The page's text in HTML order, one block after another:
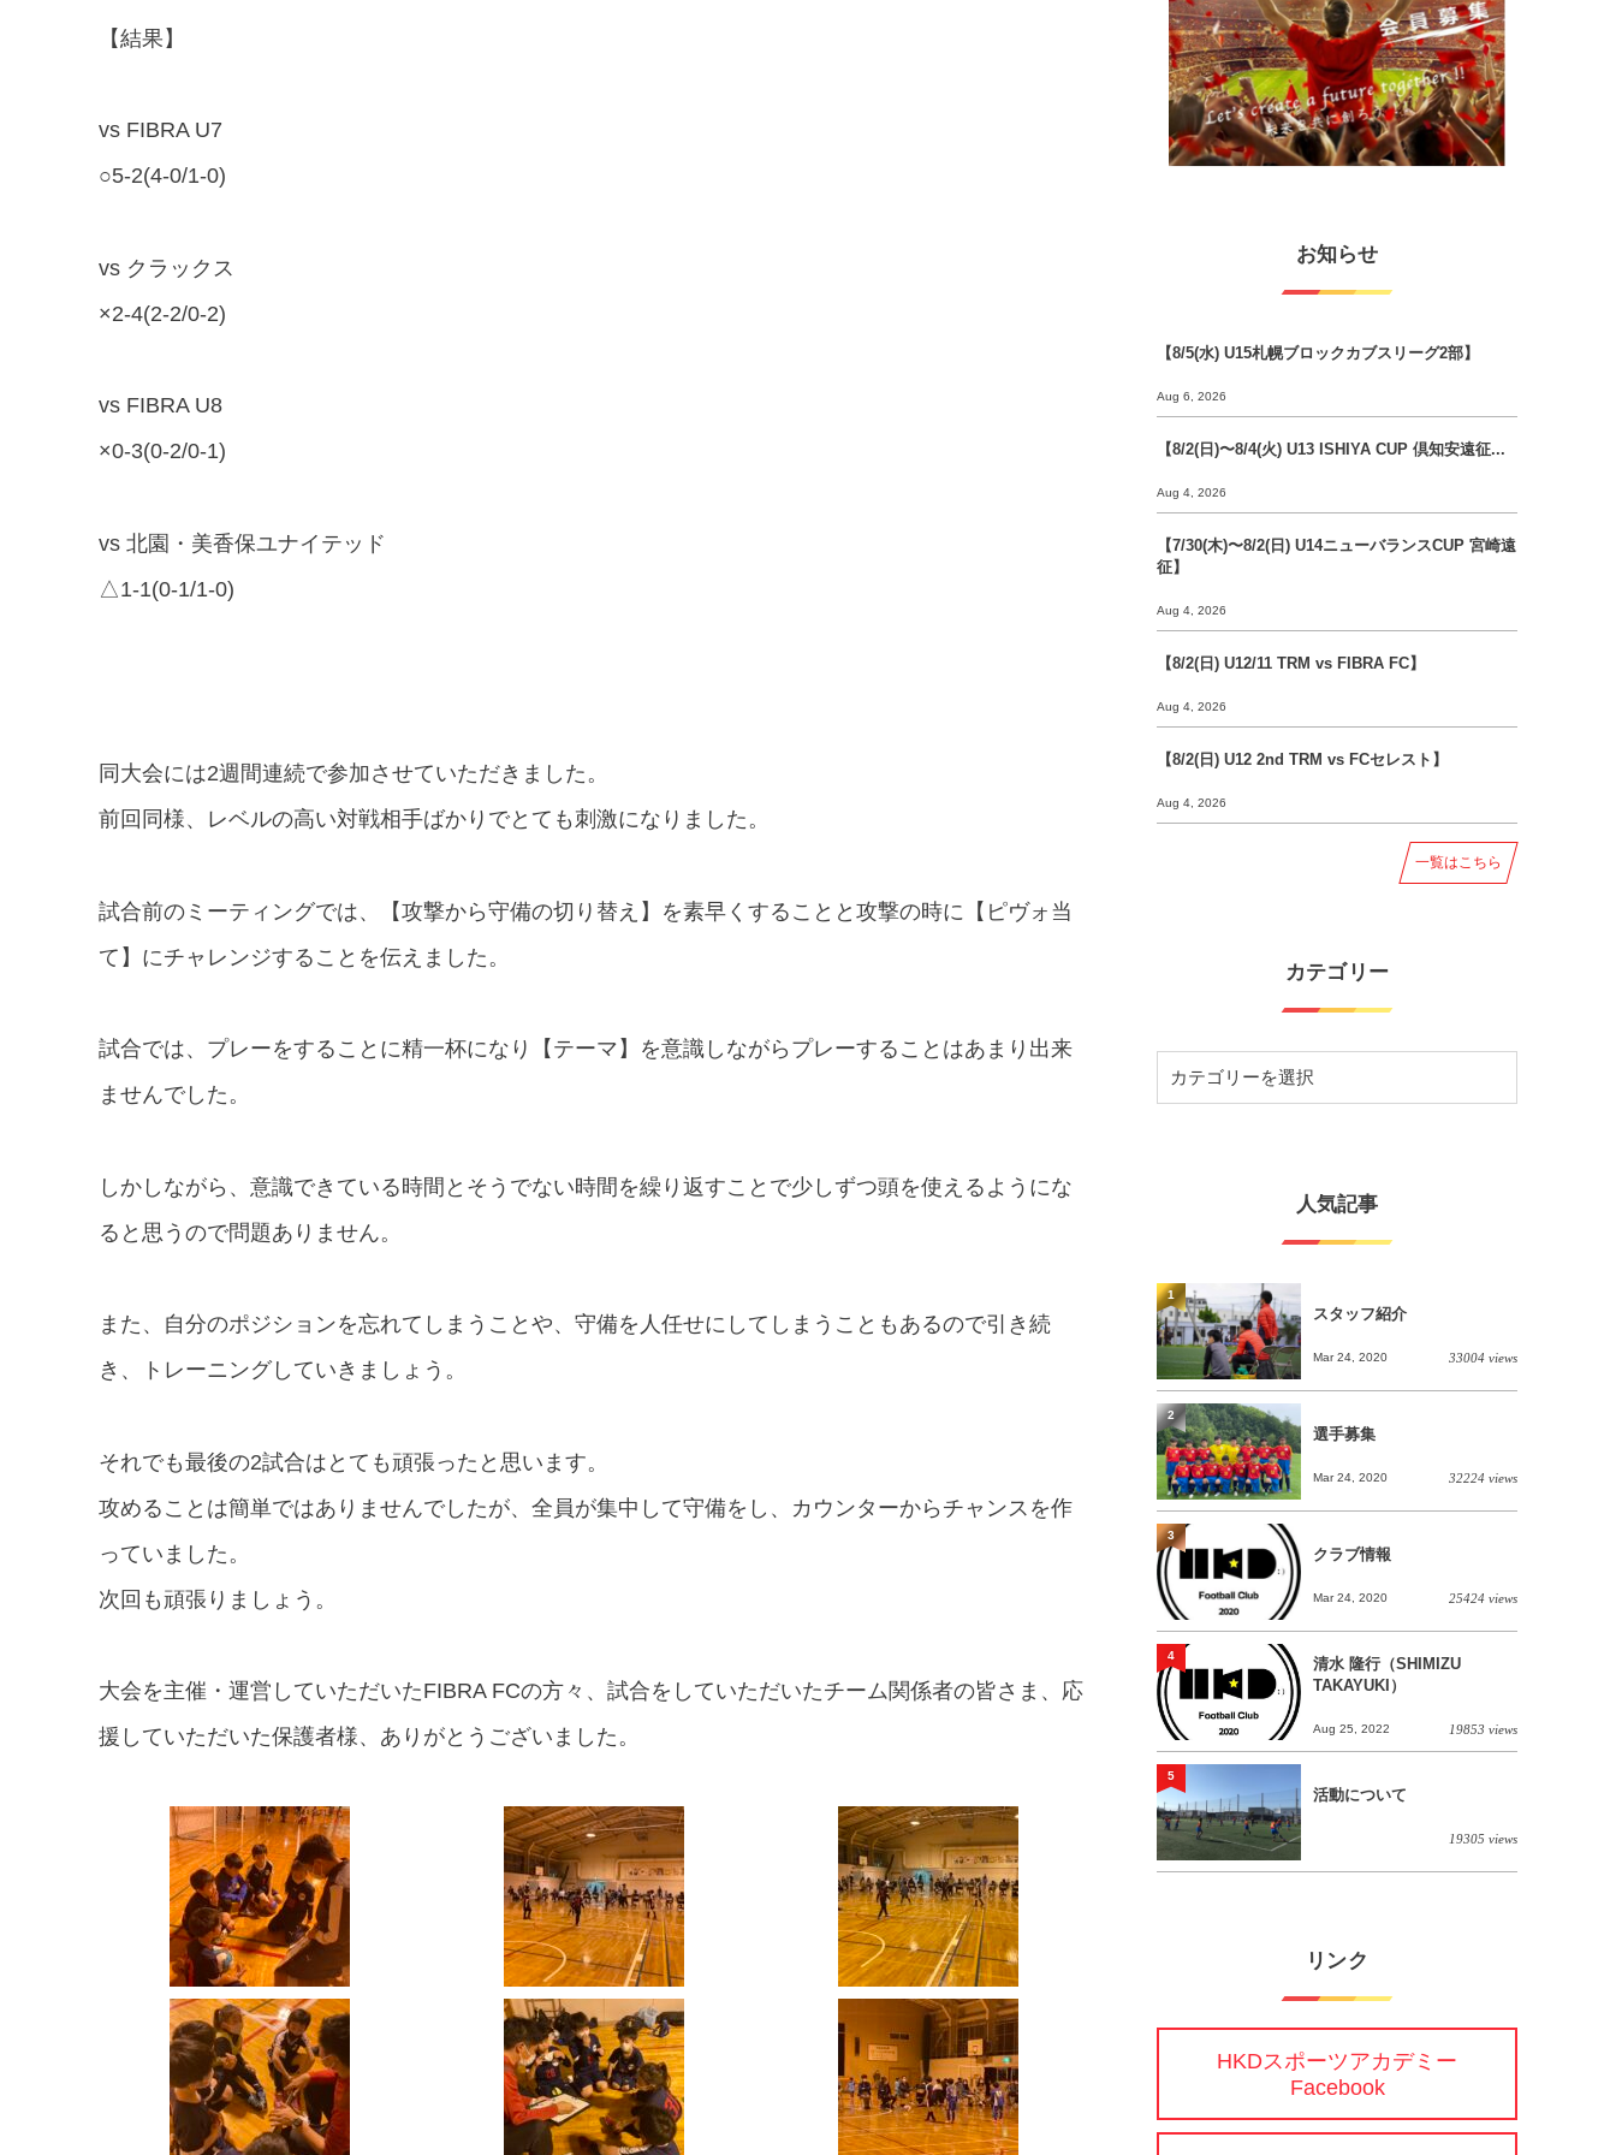
【結果】
vs FIBRA U7
○5-2(4-0/1-0)
vs クラックス
×2-4(2-2/0-2)
vs FIBRA U8
×0-3(0-2/0-1)
vs 北園・美香保ユナイテッド
△1-1(0-1/1-0)
同大会には2週間連続で参加させていただきました。
前回同様、レベルの高い対戦相手ばかりでとても刺激になりました。
試合前のミーティングでは、【攻撃から守備の切り替え】を素早くすることと攻撃の時に【ピヴォ当
て】にチャレンジすることを伝えました。
試合では、プレーをすることに精一杯になり【テーマ】を意識しながらプレーすることはあまり出来
ませんでした。
しかしながら、意識できている時間とそうでない時間を繰り返すことで少しずつ頭を使えるようにな
ると思うので問題ありません。
また、自分のポジションを忘れてしまうことや、守備を人任せにしてしまうこともあるので引き続
き、トレーニングしていきましょう。
それでも最後の2試合はとても頑張ったと思います。
攻めることは簡単ではありませんでしたが、全員が集中して守備をし、カウンターからチャンスを作
っていました。
次回も頑張りましょう。
大会を主催・運営していただいたFIBRA FCの方々、試合をしていただいたチーム関係者の皆さま、応
援していただいた保護者様、ありがとうございました。
お知らせ
【8/5(水) U15札幌ブロックカブスリーグ2部】
Aug 6, 2026
【8/2(日)〜8/4(火) U13 ISHIYA CUP 倶知安遠征...
Aug 4, 2026
【7/30(木)〜8/2(日) U14ニューバランスCUP 宮崎遠
征】
Aug 4, 2026
【8/2(日) U12/11 TRM vs FIBRA FC】
Aug 4, 2026
【8/2(日) U12 2nd TRM vs FCセレスト】
Aug 4, 2026
一覧はこちら
カテゴリー
人気記事
スタッフ紹介
Mar 24, 2020 33004 views
1
選手募集
Mar 24, 2020 32224 views
2
クラブ情報
Mar 24, 2020 25424 views
3
清水 隆行（SHIMIZU
TAKAYUKI）
Aug 25, 2022 19853 views
4
活動について
19305 views
5
リンク
HKDスポーツアカデミー
Facebook